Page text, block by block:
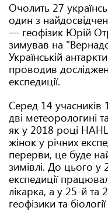
Очолить 27
один з
— геофізик Юрій
зимував на
Українській
проводив
експедиції.
Серед 14 учасників
дві метеорологині
як у 2018 році
жінок у річних
перерви, це буде
зимівлі. До цього у
експедиції
лікарка, а у 25-й та
геофізики та